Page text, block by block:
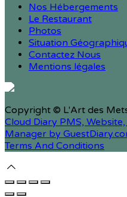
Nos Hébergements
Le Restaurant
Photos
Situation
Contactez Nous
Mentions légales
Copyright © L'Art des
Cloud Diary PMS,
Manager by
Terms And Conditions